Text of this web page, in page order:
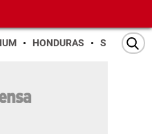
HONDURAS SAN PEDRO